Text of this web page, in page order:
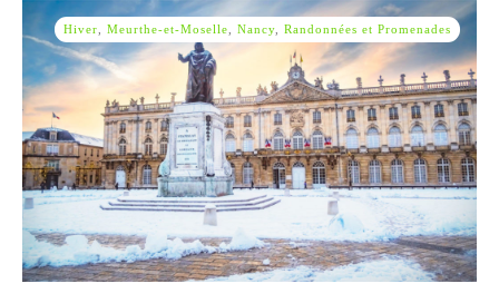
Hiver Meurthe-et-Moselle Nancy Randonnées et Promenades